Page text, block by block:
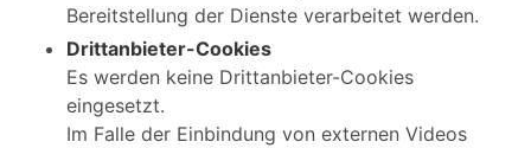
Bereitstellung der Dienste verarbeitet werden.
Drittanbieter-Cookies
Es werden keine Drittanbieter-Cookies
eingesetzt.
Im Falle der Einbindung von externen Videos